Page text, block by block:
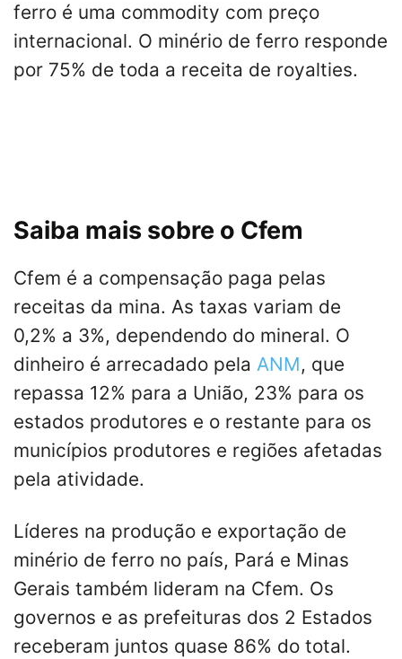
ferro é uma commodity com preço
internacional. O minério de ferro responde
por 75% de toda a receita de royalties.
Saiba mais sobre o Cfem
Cfem é a compensação paga pelas
receitas da mina. As taxas variam de
0,2% a 3%, dependendo do mineral. O
dinheiro é arrecadado pela ANM, que
repassa 12% para a União, 23% para os
estados produtores e o restante para os
municípios produtores e regiões afetadas
pela atividade.
Líderes na produção e exportação de
minério de ferro no país, Pará e Minas
Gerais também lideram na Cfem. Os
governos e as prefeituras dos 2 Estados
receberam juntos quase 86% do total.